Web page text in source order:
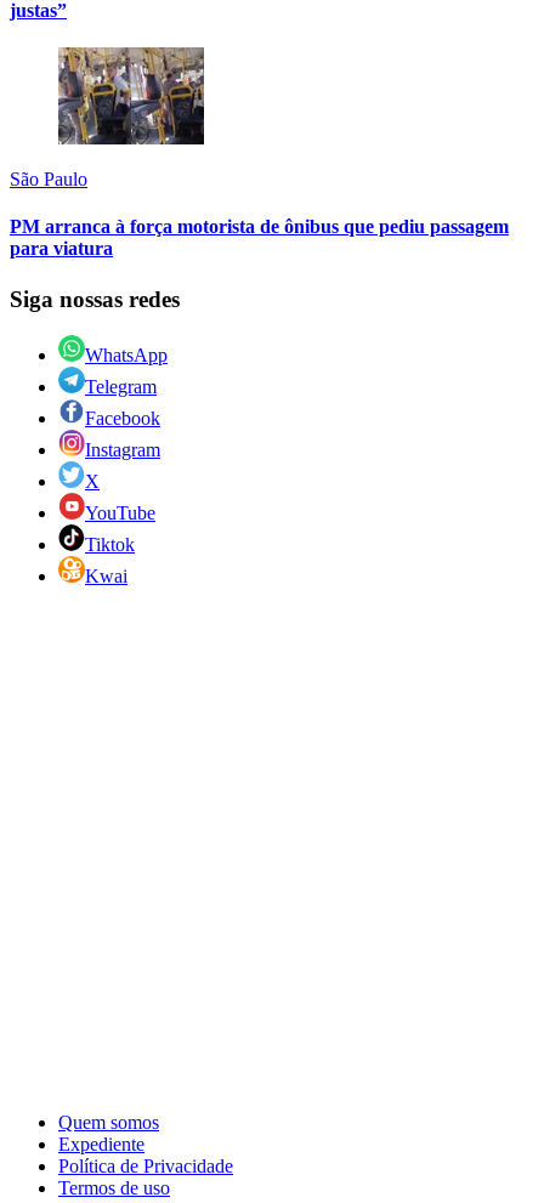
justas”
São Paulo
PM arranca à força motorista de ônibus que pediu passagem
para viatura
Siga nossas redes
WhatsApp
Telegram
Facebook
Instagram
X
YouTube
Tiktok
Kwai
Quem somos
Expediente
Política de Privacidade
Termos de uso